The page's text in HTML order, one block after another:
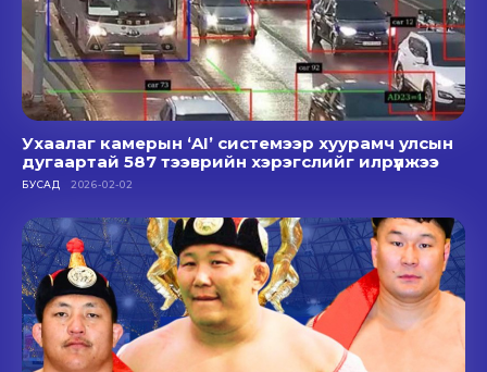
Ухаалаг камерын ‘AI’ системээр хуурамч улсын
дугаартай 587 тээврийн хэрэгслийг илрүүлжээ
БУСАД 2026-02-02